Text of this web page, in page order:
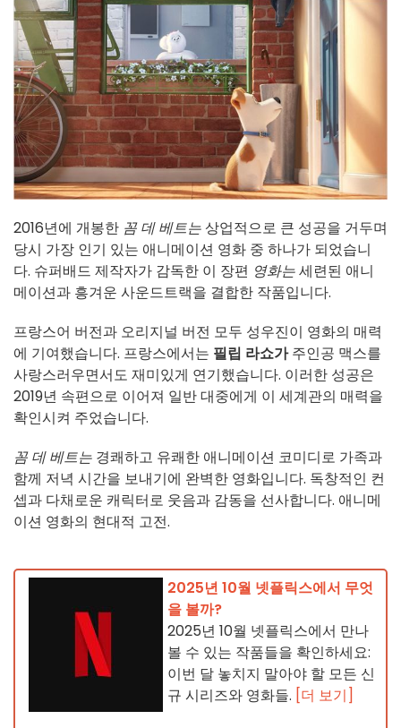
2016년에 개봉한 꼼 데 베트는 상업적으로 큰 성공을 거두며
당시 가장 인기 있는 애니메이션 영화 중 하나가 되었습니
다. 슈퍼배드 제작자가 감독한 이 장편 영화는세련된 애니
메이션과 흥겨운 사운드트랙을 결합한 작품입니다.
프랑스어 버전과 오리지널 버전 모두 성우진이 영화의 매력
에 기여했습니다. 프랑스에서는 필립 라쇼가주인공 맥스를
사랑스러우면서도 재미있게 연기했습니다. 이러한 성공은
2019년 속편으로 이어져 일반 대중에게 이 세계관의 매력을
확인시켜 주었습니다.
꼼 데 베트는 경쾌하고 유쾌한 애니메이션 코미디로 가족과
함께 저녁 시간을 보내기에 완벽한 영화입니다. 독창적인 컨
셉과 다채로운 캐릭터로 웃음과 감동을 선사합니다. 애니메
이션 영화의 현대적 고전.
2025년 10월 넷플릭스에서 무엇
을 볼까?
2025년 10월 넷플릭스에서 만나
볼 수 있는 작품들을 확인하세요:
이번 달 놓치지 말아야 할 모든 신
규 시리즈와 영화들. [더 보기]